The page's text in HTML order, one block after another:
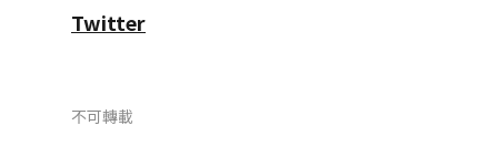
Twitter
不可轉載